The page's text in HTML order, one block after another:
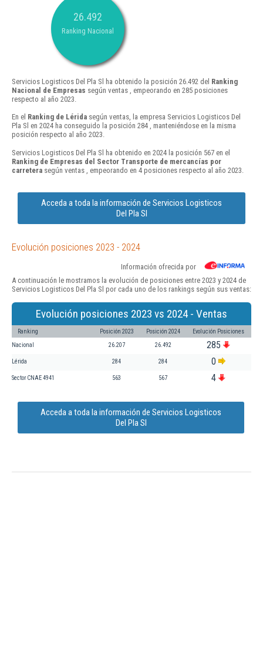
26.492
Ranking Nacional
Servicios Logisticos Del Pla Sl ha obtenido la posición 26.492 del Ranking
Nacional de Empresas según ventas , empeorando en 285 posiciones
respecto al año 2023.
En el Ranking de Lérida según ventas, la empresa Servicios Logisticos Del
Pla Sl en 2024 ha conseguido la posición 284 , manteniéndose en la misma
posición respecto al año 2023.
Servicios Logisticos Del Pla Sl ha obtenido en 2024 la posición 567 en el
Ranking de Empresas del Sector Transporte de mercancías por
carretera según ventas , empeorando en 4 posiciones respecto al año 2023.
Acceda a toda la información de Servicios Logisticos
Del Pla Sl
Evolución posiciones 2023 - 2024
Información ofrecida por
A continuación le mostramos la evolución de posiciones entre 2023 y 2024 de
Servicios Logisticos Del Pla Sl por cada uno de los rankings según sus ventas:
Evolución posiciones 2023 vs 2024 - Ventas
Ranking Posición 2023 Posición 2024 Evolución Posiciones
Nacional 26.207 26.492 285
Lérida 284 284 0
Sector CNAE 4941 563 567 4
Acceda a toda la información de Servicios Logisticos
Del Pla Sl